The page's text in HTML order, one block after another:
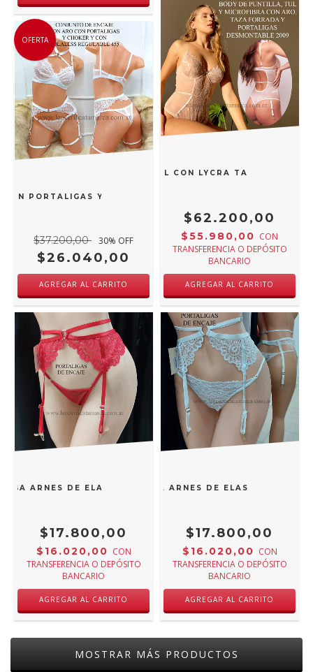
OFERTA
PORTALIGAS Y CHOKER Y COLALESS REGULABLE
$37.200,00 30% OFF
$26.040,00
AGREGAR AL CARRITO
CON ARO DE PUNTILLA Y TUL CON LYCRA TAZA
$62.200,00
$55.980,00 CON
TRANSFERENCIA O DEPÓSITO
BANCARIO
AGREGAR AL CARRITO
ARNES DE ELASTICO ROJO L 5739R
$17.800,00
$16.020,00 CON
TRANSFERENCIA O DEPÓSITO
BANCARIO
AGREGAR AL CARRITO
ANDRESSA PORTALIGA ARNES DE ELASTICO
$17.800,00
$16.020,00 CON
TRANSFERENCIA O DEPÓSITO
BANCARIO
AGREGAR AL CARRITO
MOSTRAR MÁS PRODUCTOS